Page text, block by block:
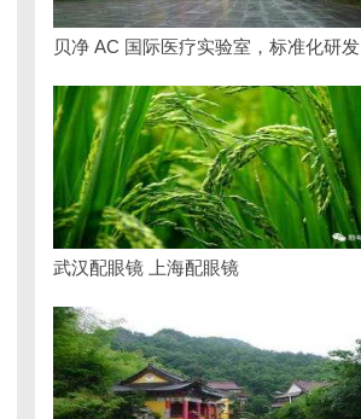
武汉配眼镜 上海配眼镜